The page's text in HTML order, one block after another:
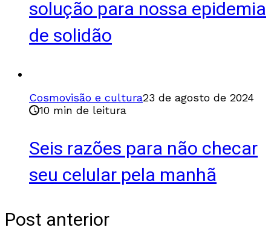
solução para nossa epidemia
de solidão
Cosmovisão e cultura23 de agosto de 2024
10 min de leitura
Seis razões para não checar
seu celular pela manhã
Post anterior